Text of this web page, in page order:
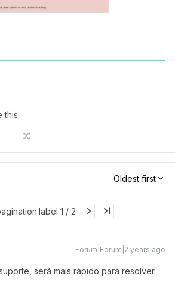
this
Oldest first
1 / 2
Forum|Forum|2 years ago
será mais rápido para resolver.